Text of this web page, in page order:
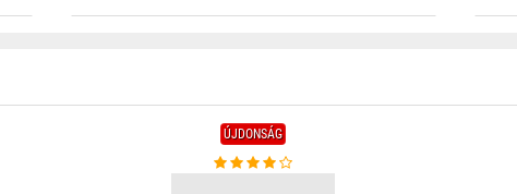
ÚJDONSÁG